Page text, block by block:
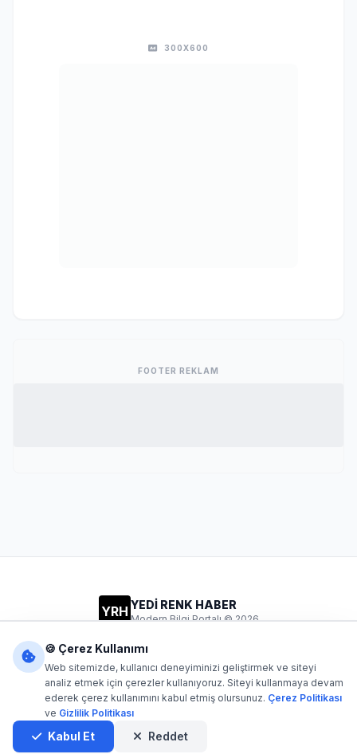
300X600
FOOTER REKLAM
YRH YEDİ RENK HABER
Modern Bilgi Portalı © 2026
Dijital1- Tüm hakları saklıdır. Kaynak gösterilmeden içerik
🍪 Çerez Kullanımı
Web sitemizde, kullanıcı deneyiminizi geliştirmek ve siteyi
analiz etmek için çerezler kullanıyoruz. Siteyi kullanmaya devam
ederek çerez kullanımını kabul etmiş olursunuz. Çerez Politikası
ve Gizlilik Politikası
Kabul Et Reddet